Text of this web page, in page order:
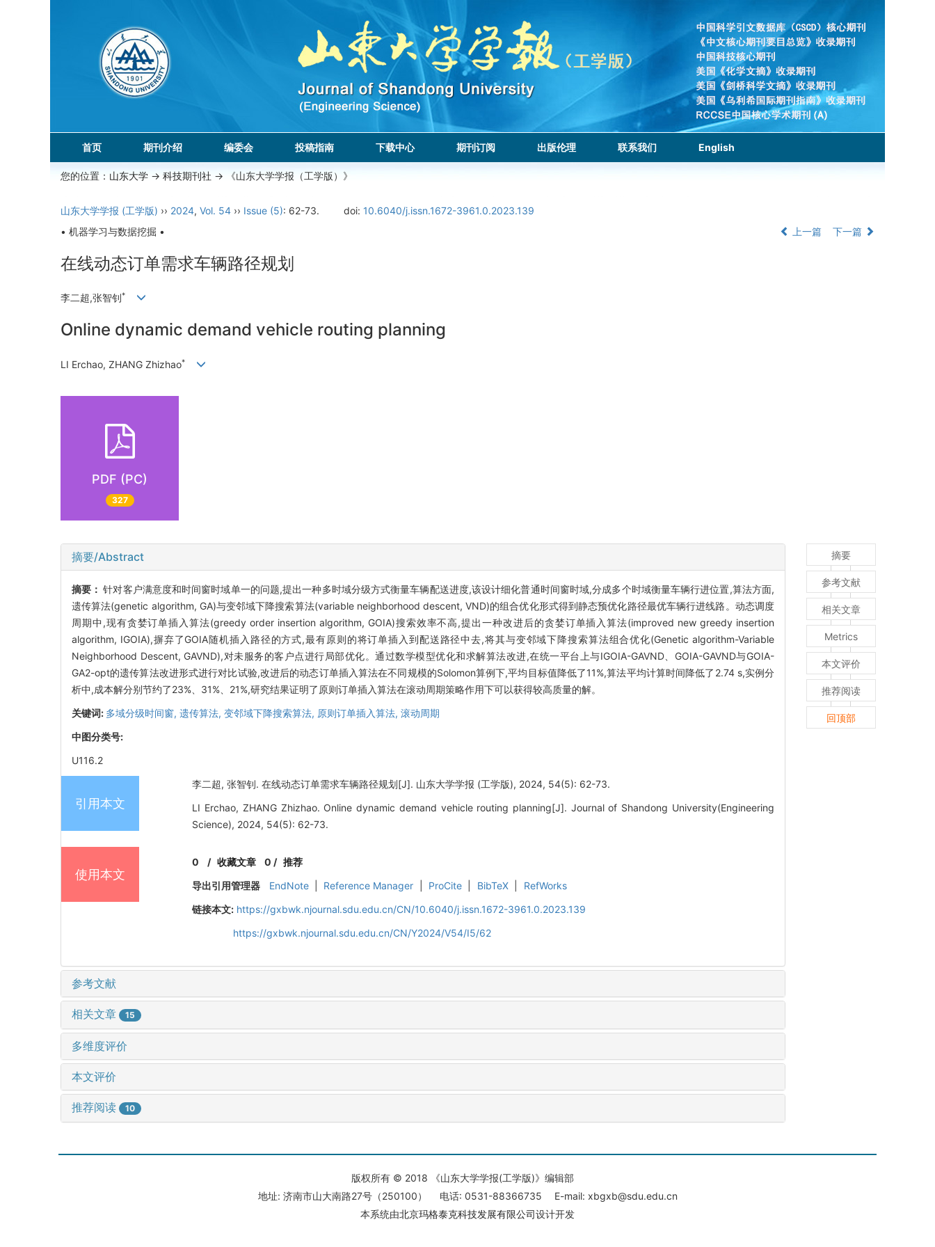
首页 期刊介绍 编委会 投稿指南 下载中心 期刊订阅 出版伦理 联系我们 English
您的位置： 山东大学 -> 科技期刊社 -> 《山东大学学报（工学版）》
山东大学学报 (工学版) ›› 2024, Vol. 54 ›› Issue (5): 62-73. doi: 10.6040/j.issn.1672-3961.0.2023.139
• 机器学习与数据挖掘 •
上一篇 下一篇
在线动态订单需求车辆路径规划
李二超,张智钊*
Online dynamic demand vehicle routing planning
LI Erchao, ZHANG Zhizhao*
PDF (PC)
327
摘要/Abstract
摘要：针对客户满意度和时间窗时域单一的问题,提出一种多时域分级方式衡量车辆配送进度,该设计细化普通时间窗时域,分成多个时域衡量车辆行进位置,算法方面,
遗传算法(genetic algorithm, GA)与变邻域下降搜索算法(variable neighborhood descent, VND)的组合优化形式得到静态预优化路径最优车辆行进线路。动态调度
周期中,现有贪婪订单插入算法(greedy order insertion algorithm, GOIA)搜索效率不高,提出一种改进后的贪婪订单插入算法(improved new greedy insertion
algorithm, IGOIA),摒弃了GOIA随机插入路径的方式,最有原则的将订单插入到配送路径中去,将其与变邻域下降搜索算法组合优化(Genetic algorithm-Variable
Neighborhood Descent, GAVND),对未服务的客户点进行局部优化。通过数学模型优化和求解算法改进,在统一平台上与IGOIA-GAVND、GOIA-GAVND与GOIA-
GA2-opt的遗传算法改进形式进行对比试验,改进后的动态订单插入算法在不同规模的Solomon算例下,平均目标值降低了11%,算法平均计算时间降低了2.74 s,实例分
析中,成本解分别节约了23%、31%、21%,研究结果证明了原则订单插入算法在滚动周期策略作用下可以获得较高质量的解。
关键词: 多域分级时间窗, 遗传算法, 变邻域下降搜索算法, 原则订单插入算法, 滚动周期
中图分类号:
U116.2
引用本文
李二超, 张智钊. 在线动态订单需求车辆路径规划[J]. 山东大学学报 (工学版), 2024, 54(5): 62-73.
LI Erchao, ZHANG Zhizhao. Online dynamic demand vehicle routing planning[J]. Journal of Shandong University(Engineering
Science), 2024, 54(5): 62-73.
使用本文
0 /收藏文章 0 / 推荐
导出引用管理器
EndNote Reference Manager ProCite BibTeX
RefWorks
链接本文: https://gxbwk.njournal.sdu.edu.cn/CN/10.6040/j.issn.1672-3961.0.2023.139
https://gxbwk.njournal.sdu.edu.cn/CN/Y2024/V54/I5/62
参考文献
相关文章 15
多维度评价
本文评价
推荐阅读 10
摘要
参考文献
相关文章
Metrics
本文评价
推荐阅读
回顶部
版权所有 © 2018 《山东大学学报(工学版)》编辑部
地址: 济南市山大南路27号（250100） 电话: 0531-88366735 E-mail: xbgxb@sdu.edu.cn
本系统由北京玛格泰克科技发展有限公司设计开发